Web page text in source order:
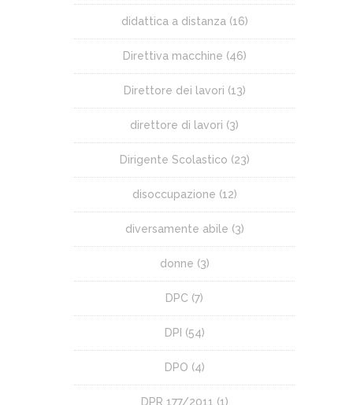
didattica a distanza (16)
Direttiva macchine (46)
Direttore dei lavori (13)
direttore di lavori (3)
Dirigente Scolastico (23)
disoccupazione (12)
diversamente abile (3)
donne (3)
DPC (7)
DPI (54)
DPO (4)
DPR 177/2011 (1)